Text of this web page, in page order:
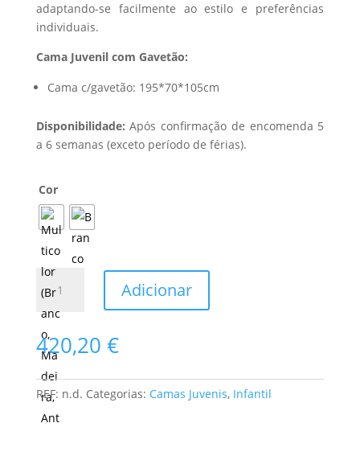
adaptando-se facilmente ao estilo e preferências
individuais.
Cama Juvenil com Gavetão:
Cama c/gavetão: 195*70*105cm
Disponibilidade: Após confirmação de encomenda 5
a 6 semanas (exceto período de férias).
Cor
Quantidade
de
Cama
Juvenil
Nona
com
Gavetão
Adicionar
420,20 €
REF: n.d. Categorias: Camas Juvenis, Infantil